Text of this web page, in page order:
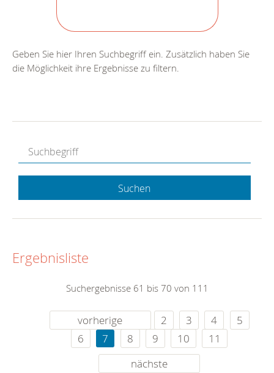
Geben Sie hier Ihren Suchbegriff ein. Zusätzlich haben Sie
die Möglichkeit ihre Ergebnisse zu filtern.
Suchen
Ergebnisliste
Suchergebnisse 61 bis 70 von 111
vorherige 2 3 4
5
6
7 8 9 10
11
nächste